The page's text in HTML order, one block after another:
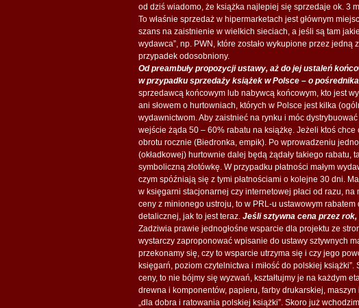
od dziś wiadomo, że książka najlepiej się sprzedaje ok. 3
To właśnie sprzedaż w hipermarketach jest głównym
szans na zaistnienie w wielkich sieciach, a jeśli są tam
wydawca”, np. PWN, które zostało wykupione przez
przypadek odosobniony.
Od preambuły propozycji ustawy, aż do jej ustaleń
w przypadku sprzedaży książek w Polsce – o
sprzedawcą końcowym lub nabywcą końcowym, kto jest
ani słowem o hurtowniach, których w Polsce jest kilka
wydawnictwom. Aby zaistnieć na rynku i móc
wejście żąda 50 – 60% rabatu na książkę. Jeżeli ktoś
obrotu rocznie (Biedronka, empik). Po wprowadzeniu
(okładkowej) hurtownie dalej będą żądały takiego rabatu,
symboliczną złotówkę. W przypadku płatności małym
czym spóźniają się z tymi płatnościami o kolejne 30 dni.
w księgarni stacjonarnej czy internetowej płaci od razu,
ceny z minionego ustroju, to w PRL-u ustawowym
detalicznej, jak to jest teraz. Jeśli sztywna cena przez
Zadziwia prawie jednogłośne wsparcie dla projektu ze
wystarczy zaproponować wpisanie do ustawy sztywnych
przekonamy się, czy to wsparcie utrzyma się i czy jego
księgarń, poziom czytelnictwa i miłość do polskiej
ceny, to nie bójmy się wyzwań, kształtujmy je na każdym
drewna i komponentów, papieru, farby drukarskiej,
„dla dobra i ratowania polskiej książki”. Skoro już